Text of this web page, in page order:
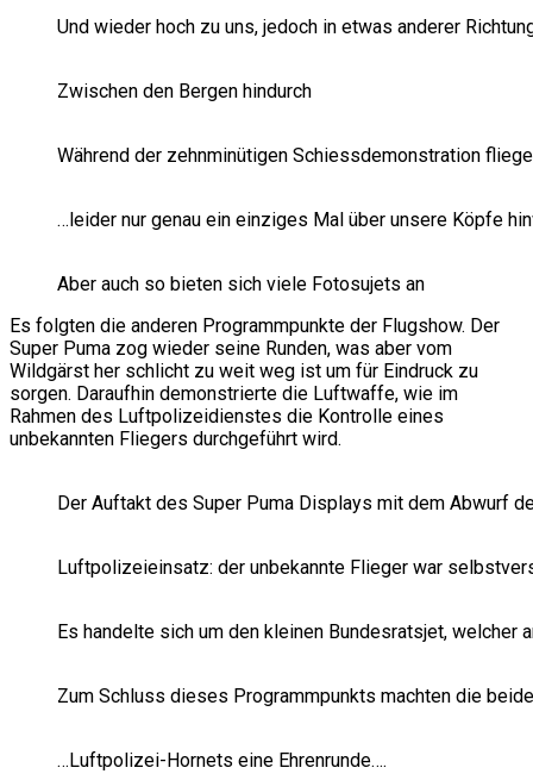
Und wieder hoch zu uns, jedoch in etwas anderer
Zwischen den Bergen hindurch
Während der zehnminütigen Schiessdemonstration
…leider nur genau ein einziges Mal über unsere Köpfe
Aber auch so bieten sich viele Fotosujets an
Es folgten die anderen Programmpunkte der Flugshow. Der
Super Puma zog wieder seine Runden, was aber vom
Wildgärst her schlicht zu weit weg ist um für Eindruck zu
sorgen. Daraufhin demonstrierte die Luftwaffe, wie im
Rahmen des Luftpolizeidienstes die Kontrolle eines
unbekannten Fliegers durchgeführt wird.
Der Auftakt des Super Puma Displays mit dem Abwurf
Luftpolizeieinsatz: der unbekannte Flieger war
Es handelte sich um den kleinen Bundesratsjet, welcher
Zum Schluss dieses Programmpunkts machten die
…Luftpolizei-Hornets eine Ehrenrunde….